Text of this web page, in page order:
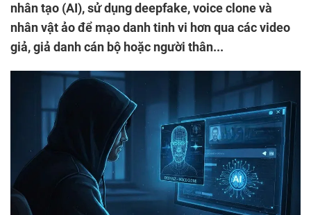
nhân tạo (AI), sử dụng deepfake, voice clone và
nhân vật ảo để mạo danh tinh vi hơn qua các video
giả, giả danh cán bộ hoặc người thân...